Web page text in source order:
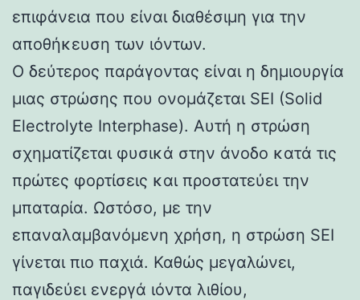
επιφάνεια που είναι διαθέσιμη για την
αποθήκευση των ιόντων.
Ο δεύτερος παράγοντας είναι η δημιουργία
μιας στρώσης που ονομάζεται SEI (Solid
Electrolyte Interphase). Αυτή η στρώση
σχηματίζεται φυσικά στην άνοδο κατά τις
πρώτες φορτίσεις και προστατεύει την
μπαταρία. Ωστόσο, με την
επαναλαμβανόμενη χρήση, η στρώση SEI
γίνεται πιο παχιά. Καθώς μεγαλώνει,
παγιδεύει ενεργά ιόντα λιθίου,